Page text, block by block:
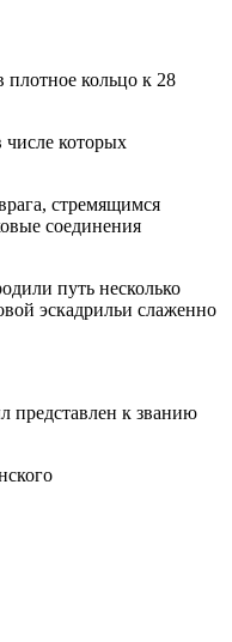
плотное кольцо к 28
числе которых
стремящимся
соединения
путь несколько
эскадрильи слаженно
представлен к званию